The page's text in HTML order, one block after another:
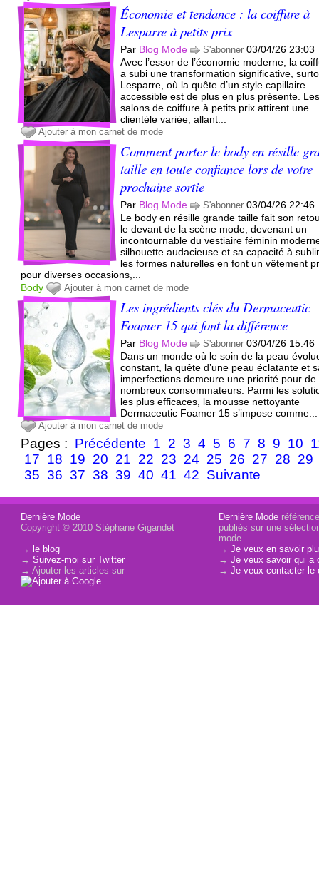
Économie et tendance : la coiffure à
Lesparre à petits prix
Par Blog Mode S'abonner 03/04/26 23:03
Avec l’essor de l’économie moderne, la
a subi une transformation significative,
Lesparre, où la quête d’un style capillaire
accessible est de plus en plus présente.
salons de coiffure à petits prix attirent une
clientèle variée, allant...
Ajouter à mon carnet de mode
Comment porter le body en résille
taille en toute confiance lors de votre
prochaine sortie
Par Blog Mode S'abonner 03/04/26 22:46
Le body en résille grande taille fait son
le devant de la scène mode, devenant un
incontournable du vestiaire féminin
silhouette audacieuse et sa capacité à
les formes naturelles en font un vêtement
pour diverses occasions,...
Body
Ajouter à mon carnet de mode
Les ingrédients clés du Dermaceutic
Foamer 15 qui font la différence
Par Blog Mode S'abonner 03/04/26 15:46
Dans un monde où le soin de la peau
constant, la quête d’une peau éclatante et
imperfections demeure une priorité pour de
nombreux consommateurs. Parmi les
les plus efficaces, la mousse nettoyante
Dermaceutic Foamer 15 s’impose comme...
Ajouter à mon carnet de mode
Pages : Précédente 1 2 3 4 5 6 7 8 9 10
17 18 19 20 21 22 23 24 25 26 27 28 29
35 36 37 38 39 40 41 42 Suivante
Dernière Mode
Copyright © 2010 Stéphane Gigandet
→le blog
→Suivez-moi sur Twitter
→ Ajouter les articles sur
Dernière Mode
publiés sur une
mode.
→Je veux en savoir
→Je veux savoir qui a
→Je veux contacter le